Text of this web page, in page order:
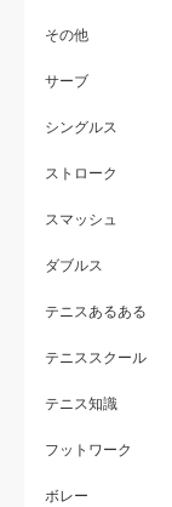
その他
サーブ
シングルス
ストローク
スマッシュ
ダブルス
テニスあるある
テニススクール
テニス知識
フットワーク
ボレー